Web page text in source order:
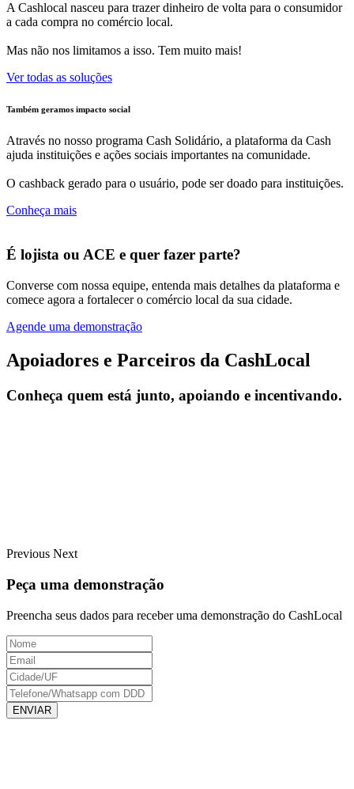
A Cashlocal nasceu para trazer dinheiro de volta para o consumidor
a cada compra no comércio local.
Mas não nos limitamos a isso. Tem muito mais!
Ver todas as soluções
Também geramos impacto social
Através no nosso programa Cash Solidário, a plataforma da Cash
ajuda instituições e ações sociais importantes na comunidade.
O cashback gerado para o usuário, pode ser doado para instituições.
Conheça mais
É lojista ou ACE e quer fazer parte?
Converse com nossa equipe, entenda mais detalhes da plataforma e
comece agora a fortalecer o comércio local da sua cidade.
Agende uma demonstração
Apoiadores e Parceiros da CashLocal
Conheça quem está junto, apoiando e incentivando.
Previous Next
Peça uma demonstração
Preencha seus dados para receber uma demonstração do CashLocal
ENVIAR